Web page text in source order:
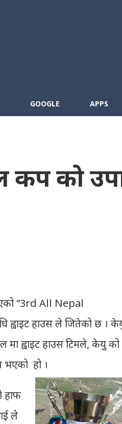
GOOGLE APPS
को
“3rd All Nepal
हाउस ले जितेको छ ।
मा ह्वाइट हाउस टिमले, केयु को
भएको हो ।
हाफ
ले